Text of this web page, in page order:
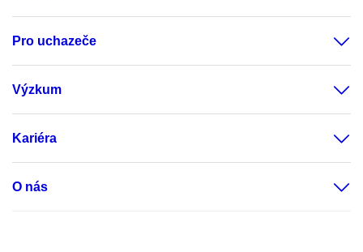
Pro uchazeče
Výzkum
Kariéra
O nás